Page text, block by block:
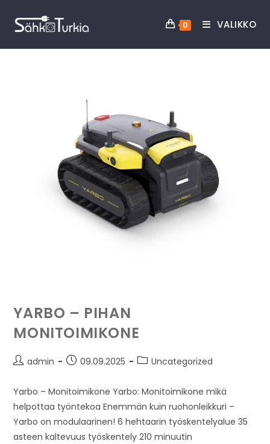
0 VALIKKO
YARBO – PIHAN
MONITOIMIKONE
admin 09.09.2025 Uncategorized
Yarbo – Monitoimikone Yarbo: Monitoimikone mikä
helpottaa työntekoa Enemmän kuin ruohonleikkuri –
Yarbo on modulaarinen! 6 hehtaarin työskentelyalue 35
asteen kaltevuus työskentely 210 minuutin